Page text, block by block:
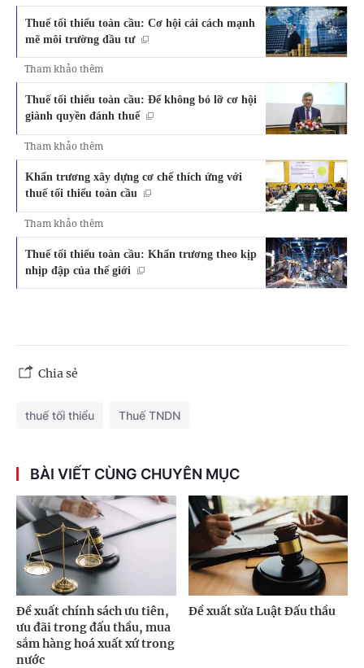
Thuế tối thiểu toàn cầu: Cơ hội cải cách mạnh
mẽ môi trường đầu tư
Tham khảo thêm
Thuế tối thiểu toàn cầu: Để không bỏ lỡ cơ hội
giành quyền đánh thuế
Tham khảo thêm
Khẩn trương xây dựng cơ chế thích ứng với
thuế tối thiểu toàn cầu
Tham khảo thêm
Thuế tối thiểu toàn cầu: Khẩn trương theo kịp
nhịp đập của thế giới
Chia sẻ
thuế tối thiểu Thuế TNDN
BÀI VIẾT CÙNG CHUYÊN MỤC
Đề xuất chính sách ưu tiên,
ưu đãi trong đấu thầu, mua
sắm hàng hoá xuất xứ trong
nước
Đề xuất sửa Luật Đấu thầu